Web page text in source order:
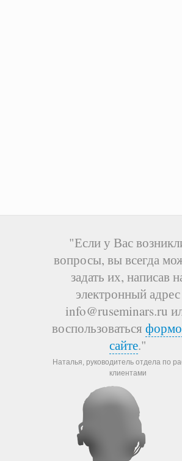
"Если у Вас
вопросы, вы всегда
задать их, написав
электронный адрес
info@ruseminars.ru
воспользоваться
сайте."
Наталья, руководитель отдела по
клиентами